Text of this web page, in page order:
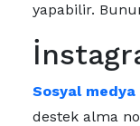
yapabilir.
Sosyal
destek alma